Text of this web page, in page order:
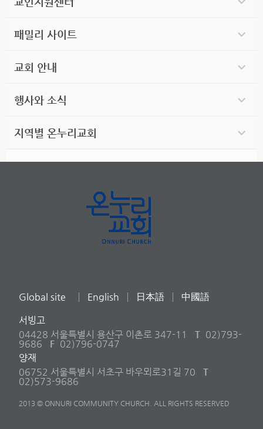
패밀리 사이트
교회 안내
행사와 소식
지역별 온누리교회
Global site English 日本語 中國語
서빙고
04428 서울특별시 용산구 이촌로 347-11
T 02)793-
9686
F 02)796-0747
양재
06752 서울특별시 서초구 바우뫼로31길 70
T
02)573-9686
2013 © ONNURI COMMUNITY CHURCH. ALL RIGHTS RESERVED